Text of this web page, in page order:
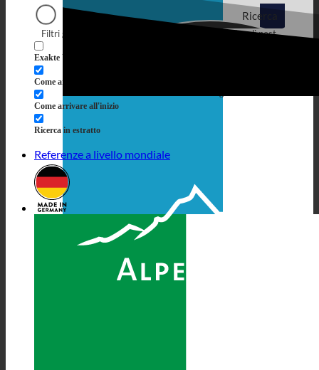
Ricerca
Filtri generici
Exakte Übereinstimmung
Come arrivare al titolo
Come arrivare all'inizio
Ricerca in estratto
Filtrare per tipo di post
Referenze a livello mondiale